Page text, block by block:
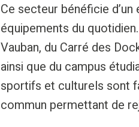
Ce secteur bénéficie
équipements du
Vauban, du Carré des
ainsi que du campus
sportifs et culturels sont
commun permettant de